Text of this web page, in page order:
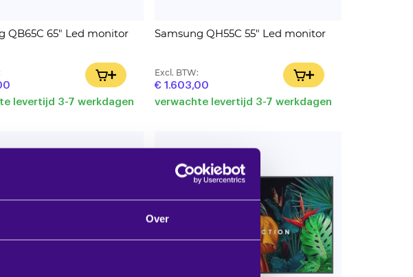
Over
QB65C 65" Led monitor
IN WINKELWAGEN
levertijd 3-7 werkdagen
Samsung QH55C 55" Led monitor
Excl. BTW:
€ 1.603,00
IN WINKELWAGEN
verwachte levertijd 3-7 werkdagen